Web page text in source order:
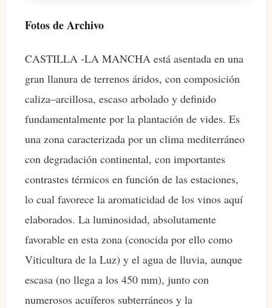
Fotos de Archivo
CASTILLA -LA MANCHA está asentada en una
gran llanura de terrenos áridos, con composición
caliza–arcillosa, escaso arbolado y definido
fundamentalmente por la plantación de vides. Es
una zona caracterizada por un clima mediterráneo
con degradación continental, con importantes
contrastes térmicos en función de las estaciones,
lo cual favorece la aromaticidad de los vinos aquí
elaborados. La luminosidad, absolutamente
favorable en esta zona (conocida por ello como
Viticultura de la Luz) y el agua de lluvia, aunque
escasa (no llega a los 450 mm), junto con
numerosos acuíferos subterráneos y la